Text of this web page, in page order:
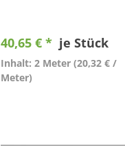
40,65 € * je Stück
Inhalt: 2 Meter (20,32 € /
Meter)